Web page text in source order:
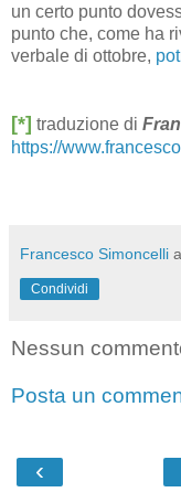
un certo punto
punto che, come ha
verbale di ottobre,
[*] traduzione di
https://
Francesco Simoncelli
Condividi
Nessun
Posta un
‹